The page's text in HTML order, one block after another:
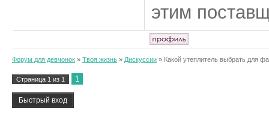
этим
Форум для девчонок » Твоя жизнь » Дискуссии » Какой утеплитель выбрать для
Страница 1 из 1 1